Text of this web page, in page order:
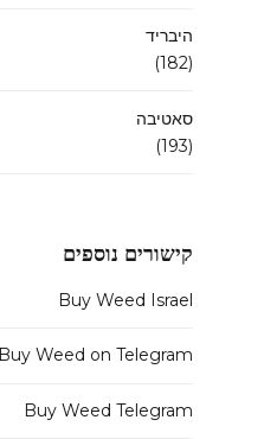
היבריד
(182)
סאטיבה
(193)
קישורים נוספים
Buy Weed Israel
Buy Weed on Telegram
Buy Weed Telegram